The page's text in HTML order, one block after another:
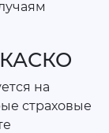
на
страховые